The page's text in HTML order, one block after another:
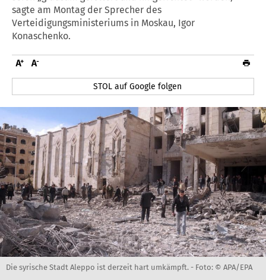
sagte am Montag der Sprecher des
Verteidigungsministeriums in Moskau, Igor
Konaschenko.
STOL auf Google folgen
Die syrische Stadt Aleppo ist derzeit hart umkämpft. - Foto: © APA/EPA